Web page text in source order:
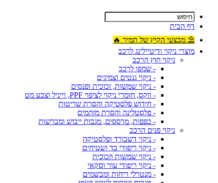
דף הבית
⛱ מבצעי הקיץ של תמיר 🔥
מוצרי ניקוי ודיטיילינג לרכב
ניקוי חוץ הרכב
- שמפו לרכב
- ניקוי גנטים וצמיגים
- ניקוי שמשות, זכוכית ופנסים
- ווקס, חומרי ניקוי לציפוי PPF, וייניל וצבע מט
- חידוש פלסטיקה והסרת שריטות
- פלסטלינה והסרת מזהמים
- כפפות, מרססים, מגבות ייבוש ומברשות
ניקוי פנים הרכב
- ניקוי דשבורד ופלסטיקה
- ניקוי ריפודי בד ושטיחים
- ניקוי שמשות וזכוכית
- ניקוי ריפודי עור וסקאי
- מנטרלי ריחות ומבשמים